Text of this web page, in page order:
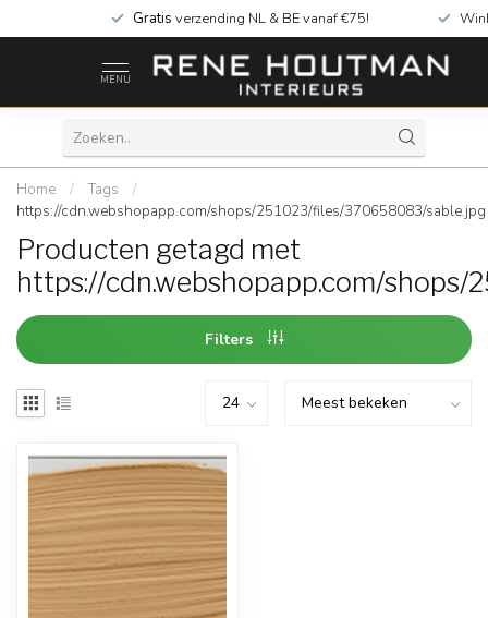
Gratis verzending NL & BE vanaf €75!
MENU
Home / Tags
/
https://cdn.webshopapp.com/shops/251023/files/370658083/sable.jpg
Producten getagd met
https://cdn.webshopapp.com/
Filters